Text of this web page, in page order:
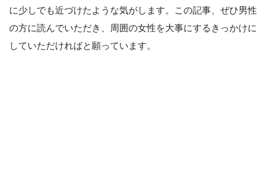
に少しでも近づけたような気がします。この記事、ぜひ男性
の方に読んでいただき、周囲の女性を大事にするきっかけに
していただければと願っています。